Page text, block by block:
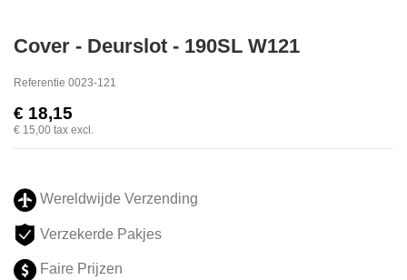
Cover - Deurslot - 190SL W121
Referentie 0023-121
€ 18,15
€ 15,00 tax excl.
Wereldwijde Verzending
Verzekerde Pakjes
Faire Prijzen